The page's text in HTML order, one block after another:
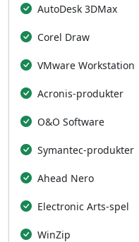
AutoDesk 3DMax
Corel Draw
VMware Workstation
Acronis‑produkter
O&O Software
Symantec‑produkter
Ahead Nero
Electronic Arts‑spel
WinZip